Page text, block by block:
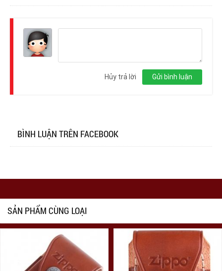
Gửi bình luận
Hủy trả lời
BÌNH LUẬN TRÊN FACEBOOK
SẢN PHẨM CÙNG LOẠI